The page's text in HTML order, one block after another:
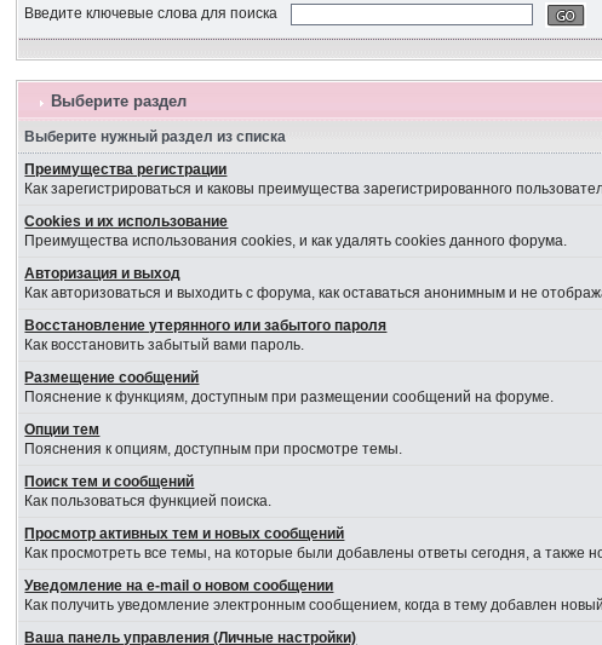
Введите ключевые слова для поиска
Выберите раздел
Выберите нужный раздел из списка
Преимущества регистрации
Как зарегистрироваться и каковы преимущества зарегистрированного
Cookies и их использование
Преимущества использования cookies, и как удалять cookies данного форума.
Авторизация и выход
Как авторизоваться и выходить с форума, как оставаться анонимным и не
Восстановление утерянного или забытого пароля
Как восстановить забытый вами пароль.
Размещение сообщений
Пояснение к функциям, доступным при размещении сообщений на форуме.
Опции тем
Пояснения к опциям, доступным при просмотре темы.
Поиск тем и сообщений
Как пользоваться функцией поиска.
Просмотр активных тем и новых сообщений
Как просмотреть все темы, на которые были добавлены ответы сегодня, а также
Уведомление на е-mail о новом сообщении
Как получить уведомление электронным сообщением, когда в тему добавлен
Ваша панель управления (Личные настройки)